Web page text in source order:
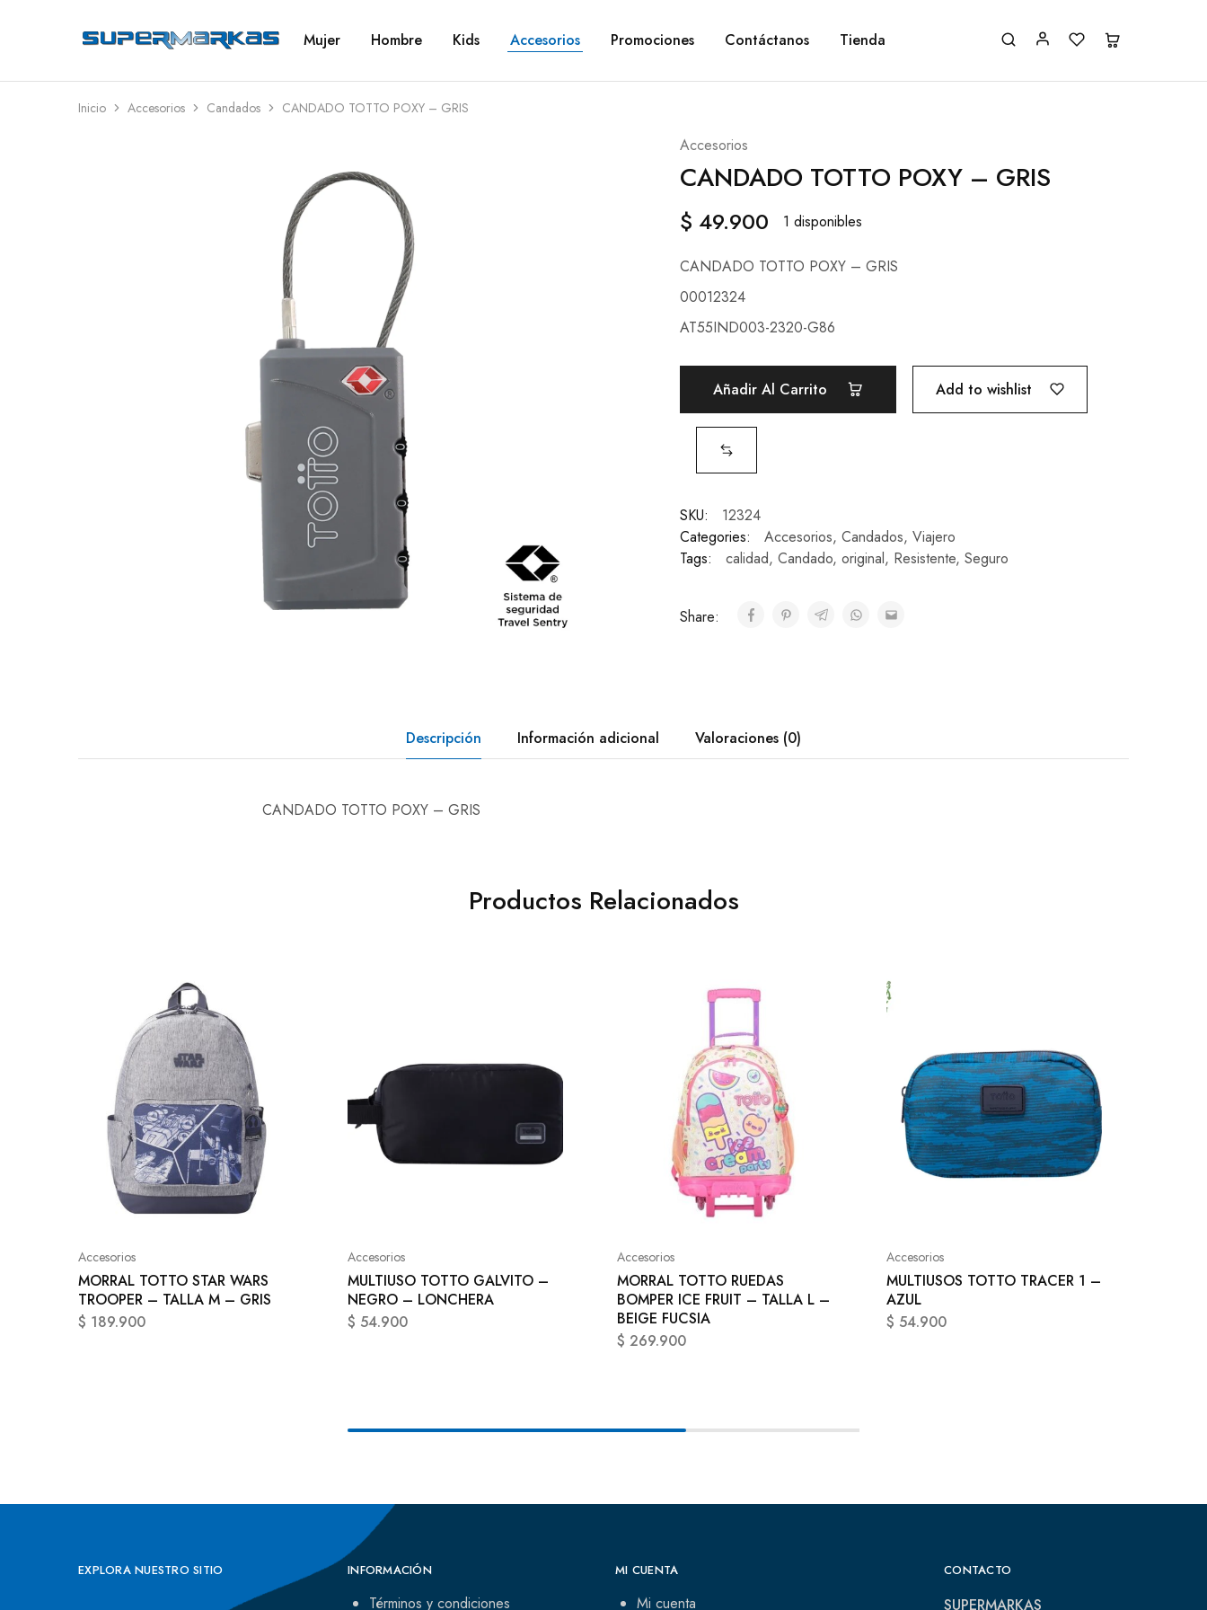
SuperMarkas
Ropa
Envío
gratis*
Mujer Hombre Kids Accesorios Promociones Contáctanos Tienda
Inicio Accesorios Candados CANDADO TOTTO POXY – GRIS
Accesorios
CANDADO TOTTO POXY – GRIS
$ 49.900 1 disponibles
CANDADO TOTTO POXY – GRIS
00012324
AT55IND003-2320-G86
Añadir Al Carrito Add to wishlist
SKU:
12324
Categories:
Accesorios, Candados, Viajero
Tags:
calidad, Candado, original, Resistente, Seguro
Share:
Descripción Información adicional Valoraciones (0)
CANDADO TOTTO POXY – GRIS
Productos Relacionados
Accesorios
MORRAL TOTTO STAR WARS
TROOPER – TALLA M – GRIS
$ 189.900
Accesorios
MULTIUSO TOTTO GALVITO –
NEGRO – LONCHERA
$ 54.900
Accesorios
MORRAL TOTTO RUEDAS
BOMPER ICE FRUIT – TALLA L –
BEIGE FUCSIA
$ 269.900
Accesorios
MULTIUSOS TOTTO TRACER 1 –
AZUL
$ 54.900
EXPLORA NUESTRO SITIO INFORMACIÓN
Términos y condiciones
MI CUENTA
Mi cuenta
CONTACTO
SUPERMARKAS